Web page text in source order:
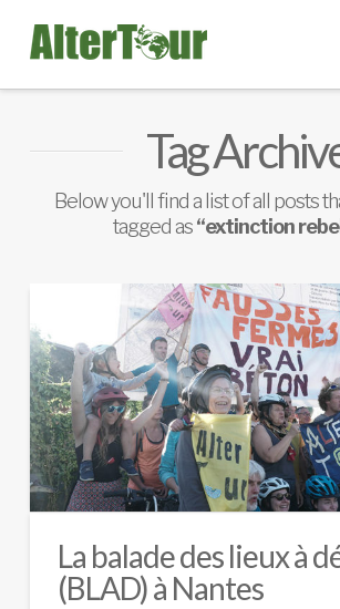
Tag
Below you'll find a list of all posts
tagged as“extinction
La balade des lieux à
(BLAD) à Nantes